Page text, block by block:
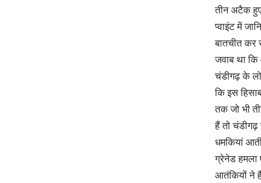
तीन अटैक
प्वाइंट में
बातचीत कर
जवाब था
चंडीगढ़ के
कि इस
तक जो भी
हैं तो
धमकियां
ग्रेनेड हमला
आतंकियों ने